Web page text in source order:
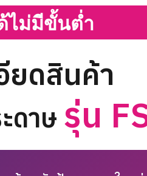
ไม่มีขั้นต่ำ
ยดสินค้า
ดาษ รุ่น